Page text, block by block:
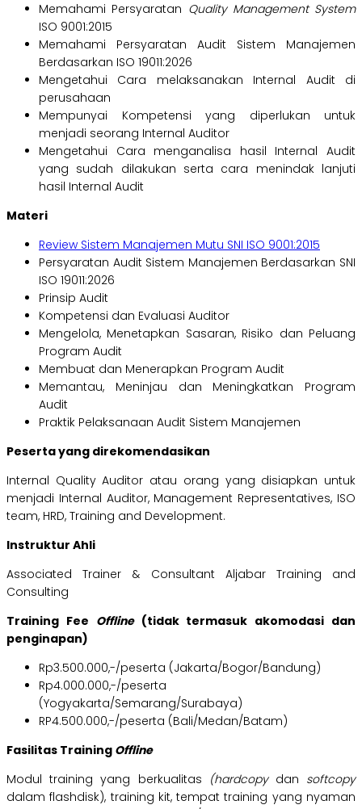
Memahami Persyaratan Quality Management System
ISO 9001:2015
Memahami Persyaratan Audit Sistem Manajemen
Berdasarkan ISO 19011:2026
Mengetahui Cara melaksanakan Internal Audit di
perusahaan
Mempunyai Kompetensi yang diperlukan untuk
menjadi seorang Internal Auditor
Mengetahui Cara menganalisa hasil Internal Audit
yang sudah dilakukan serta cara menindak lanjuti
hasil Internal Audit
Materi
Review Sistem Manajemen Mutu SNI ISO 9001:2015
Persyaratan Audit Sistem Manajemen Berdasarkan SNI
ISO 19011:2026
Prinsip Audit
Kompetensi dan Evaluasi Auditor
Mengelola, Menetapkan Sasaran, Risiko dan Peluang
Program Audit
Membuat dan Menerapkan Program Audit
Memantau, Meninjau dan Meningkatkan Program
Audit
Praktik Pelaksanaan Audit Sistem Manajemen
Peserta yang direkomendasikan
Internal Quality Auditor atau orang yang disiapkan untuk
menjadi Internal Auditor, Management Representatives, ISO
team, HRD, Training and Development.
Instruktur Ahli
Associated Trainer & Consultant Aljabar Training and
Consulting
Training Fee Offline(tidak termasuk akomodasi dan
penginapan)
Rp3.500.000,-/peserta (Jakarta/Bogor/Bandung)
Rp4.000.000,-/peserta
(Yogyakarta/Semarang/Surabaya)
RP4.500.000,-/peserta (Bali/Medan/Batam)
Fasilitas Training Offline
Modul training yang berkualitas (hardcopydan softcopy
dalam flashdisk), training kit, tempat training yang nyaman